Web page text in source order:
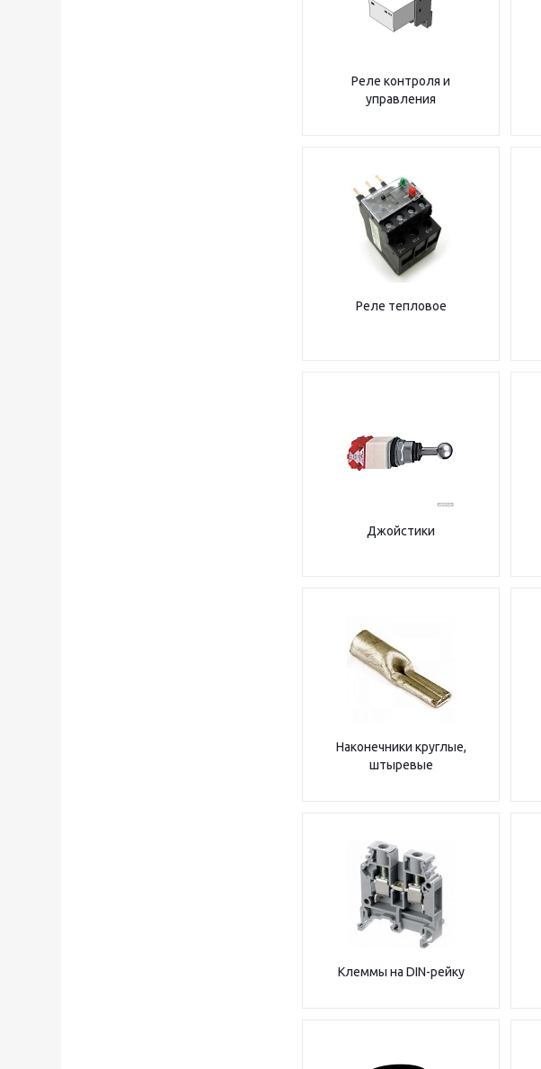
Реле контроля и
управления
Реле тепловое
Джойстики
Наконечники круглые,
штыревые
Клеммы на DIN-рейку